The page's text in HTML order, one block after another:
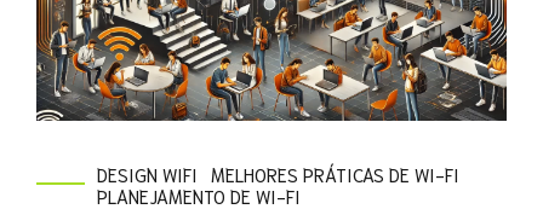
DESIGN WIFI
MELHORES PRÁTICAS DE WI-FI
PLANEJAMENTO DE WI-FI